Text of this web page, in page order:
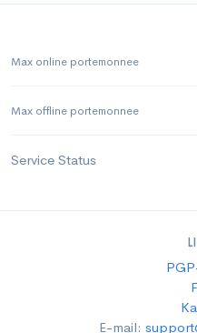
Max online portemonnee
Max offline portemonnee
Service Status
E-mail: